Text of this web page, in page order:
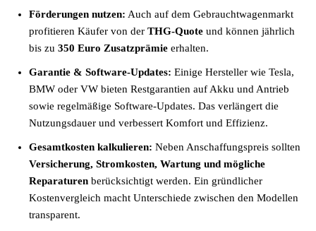
Förderungen nutzen: Auch auf dem Gebrauchtwagenmarkt
profitieren Käufer von der THG-Quote und können jährlich
bis zu 350 Euro Zusatzprämie erhalten.
Garantie & Software-Updates: Einige Hersteller wie Tesla,
BMW oder VW bieten Restgarantien auf Akku und Antrieb
sowie regelmäßige Software-Updates. Das verlängert die
Nutzungsdauer und verbessert Komfort und Effizienz.
Gesamtkosten kalkulieren: Neben Anschaffungspreis sollten
Versicherung, Stromkosten, Wartung und mögliche
Reparaturen berücksichtigt werden. Ein gründlicher
Kostenvergleich macht Unterschiede zwischen den Modellen
transparent.